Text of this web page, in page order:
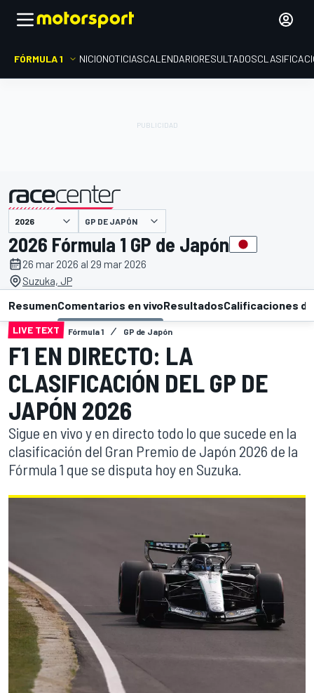
FÓRMULA 1 INICIONOTICIASCALENDARIORESULTADOS
GP DE JAPÓN
2026 Fórmula 1 GP de Japón
26 mar 2026 al 29 mar 2026
Suzuka, JP
ResumenComentarios en vivoResultadosCalificaciones
LIVE TEXT Fórmula 1 GP de Japón
F1 EN DIRECTO: LA
CLASIFICACIÓN DEL GP DE
JAPÓN 2026
Sigue en vivo y en directo todo lo que sucede en la
clasificación del Gran Premio de Japón 2026 de la
Fórmula 1 que se disputa hoy en Suzuka.